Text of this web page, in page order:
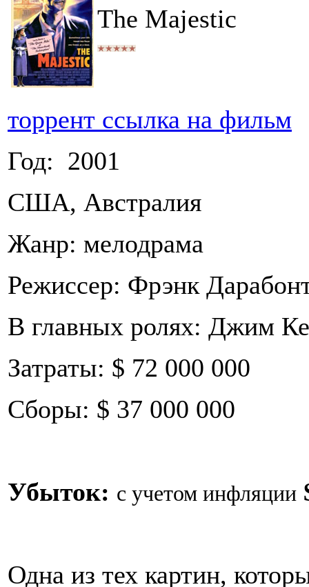
The Majestic
торрент ссылка на фильм
Год: 2001
США, Австралия
Жанр: мелодрама
Режиссер: Фрэнк
В главных ролях: Джим
Затраты: $ 72 000 000
Сборы: $ 37 000 000
Убыток: с учетом инфляции
Одна из тех картин,